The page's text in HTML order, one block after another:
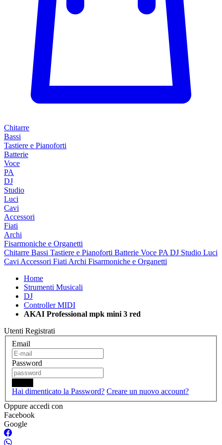
Chitarre
Bassi
Tastiere e Pianoforti
Batterie
Voce
PA
DJ
Studio
Luci
Cavi
Accessori
Fiati
Archi
Fisarmoniche e Organetti
Chitarre Bassi Tastiere e Pianoforti Batterie Voce PA DJ Studio Luci
Cavi Accessori Fiati Archi Fisarmoniche e Organetti
Home
Strumenti Musicali
DJ
Controller MIDI
AKAI Professional mpk mini 3 red
Utenti Registrati
Email
Password
Hai dimenticato la Password? Creare un nuovo account?
Oppure accedi con
Facebook
Google